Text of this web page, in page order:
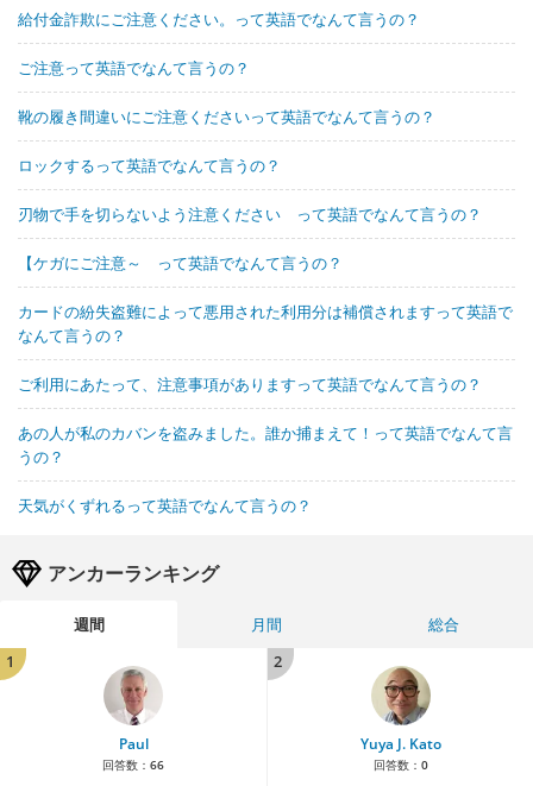
給付金詐欺にご注意ください。って英語でなんて言うの？
ご注意って英語でなんて言うの？
靴の履き間違いにご注意くださいって英語でなんて言うの？
ロックするって英語でなんて言うの？
刃物で手を切らないよう注意ください って英語でなんて言うの？
【ケガにご注意～ って英語でなんて言うの？
カードの紛失盗難によって悪用された利用分は補償されますって英語で
なんて言うの？
ご利用にあたって、注意事項がありますって英語でなんて言うの？
あの人が私のカバンを盗みました。誰か捕まえて！って英語でなんて言
うの？
天気がくずれるって英語でなんて言うの？
アンカーランキング
週間 月間
総合
1
Paul
回答数： 66
2
Yuya J. Kato
回答数： 0